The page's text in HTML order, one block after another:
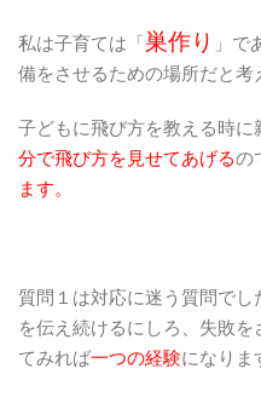
私は子育ては「巣作り 」で
備をさせるための場所だと考
子どもに飛び方を教える時
分で飛び方を見せてあげるの
ます。
質問１は対応に迷う質問で
を伝え続けるにしろ、失敗
てみれば一つの経験になりま